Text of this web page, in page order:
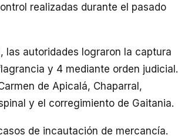
realizadas durante el pasado
las autoridades lograron la captura
y 4 mediante orden judicial.
de Apicalá, Chaparral,
y el corregimiento de Gaitania.
de incautación de mercancía.